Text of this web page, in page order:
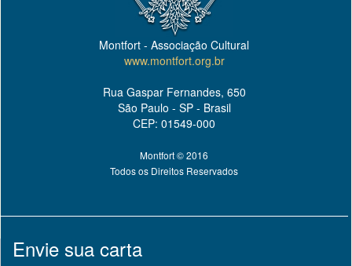
Montfort - Associação Cultural
www.montfort.org.br
Rua Gaspar Fernandes, 650
São Paulo - SP - Brasil
CEP: 01549-000
Montfort © 2016
Todos os Direitos Reservados
Envie sua carta